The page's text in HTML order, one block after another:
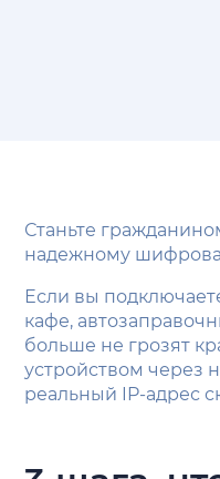
Станьте
надежному
Если вы
кафе,
больше не грозят
устройством через
реальный IP-адрес